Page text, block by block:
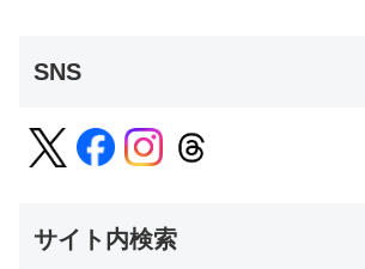
SNS
サイト内検索